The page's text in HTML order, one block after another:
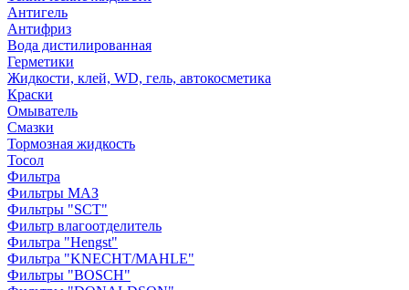
Антигель
Антифриз
Вода дистилированная
Герметики
Жидкости, клей, WD, гель, автокосметика
Краски
Омыватель
Смазки
Тормозная жидкость
Тосол
Фильтра
Фильтры МАЗ
Фильтры "SCT"
Фильтр влагоотделитель
Фильтра "Hengst"
Фильтра "KNECHT/MAHLE"
Фильтры "BOSCH"